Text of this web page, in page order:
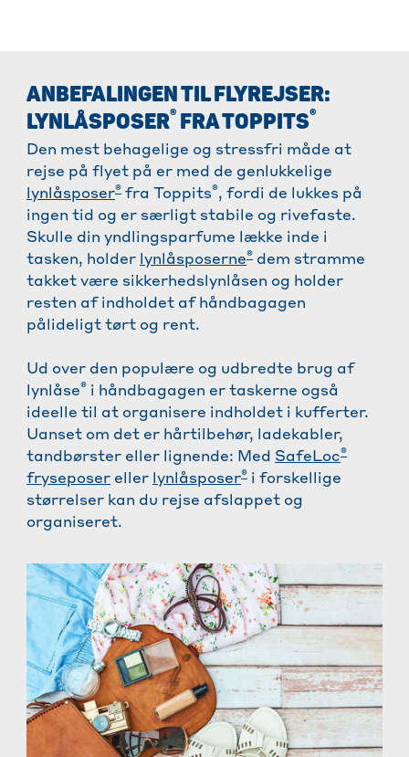
ANBEFALINGEN TIL FLYREJSER:
LYNLÅSPOSER® FRA TOPPITS®
Den mest behagelige og stressfri måde at
rejse på flyet på er med de genlukkelige
lynlåsposer® fra Toppits®, fordi de lukkes på
ingen tid og er særligt stabile og rivefaste.
Skulle din yndlingsparfume lække inde i
tasken, holder lynlåsposerne® dem stramme
takket være sikkerhedslynlåsen og holder
resten af indholdet af håndbagagen
pålideligt tørt og rent.
Ud over den populære og udbredte brug af
lynlåse® i håndbagagen er taskerne også
ideelle til at organisere indholdet i kufferter.
Uanset om det er hårtilbehør, ladekabler,
tandbørster eller lignende: Med SafeLoc®
fryseposer eller lynlåsposer® i forskellige
størrelser kan du rejse afslappet og
organiseret.